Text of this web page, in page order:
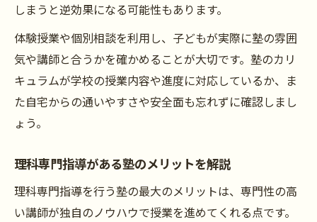
しまうと逆効果になる可能性もあります。
体験授業や個別相談を利用し、子どもが実際に塾の雰囲
気や講師と合うかを確かめることが大切です。塾のカリ
キュラムが学校の授業内容や進度に対応しているか、ま
た自宅からの通いやすさや安全面も忘れずに確認しまし
ょう。
理科専門指導がある塾のメリットを解説
理科専門指導を行う塾の最大のメリットは、専門性の高
い講師が独自のノウハウで授業を進めてくれる点です。